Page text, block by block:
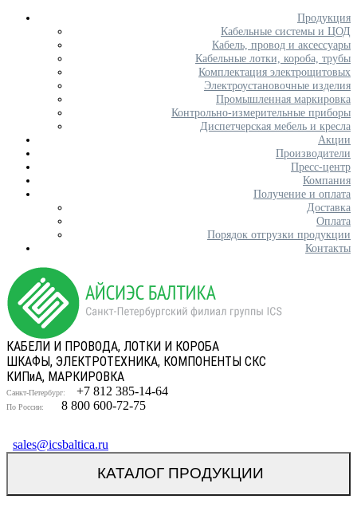
Продукция
Кабельные системы и ЦОД
Кабель, провод и аксессуары
Кабельные лотки, короба, трубы
Комплектация электрощитовых
Электроустановочные изделия
Промышленная маркировка
Контрольно-измерительные приборы
Диспетчерская мебель и кресла
Акции
Производители
Пресс-центр
Компания
Получение и оплата
Доставка
Оплата
Порядок отгрузки продукции
Контакты
КАБЕЛИ И ПРОВОДА, ЛОТКИ И КОРОБА
ШКАФЫ, ЭЛЕКТРОТЕХНИКА, КОМПОНЕНТЫ СКС
КИПиА, МАРКИРОВКА
Санкт-Петербург: +7 812 385-14-64
По России: 8 800 600-72-75
sales@icsbaltica.ru
КАТАЛОГ ПРОДУКЦИИ